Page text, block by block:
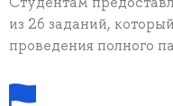
из 26 заданий,
проведения полного